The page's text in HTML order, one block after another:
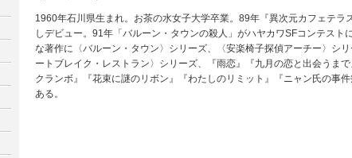
1960年石川県生まれ。お茶の水女子大学卒業。89年『異次元カフェテラ
しデビュー。91年「バルーン・タウンの殺人」がハヤカワSFコンテスト
な著作に〈バルーン・タウン〉シリーズ、〈安楽椅子探偵アーチー〉シ
ートブレイク・レストラン〉シリーズ、『雨恋』『九月の恋と出会うま
クランボ』『花束に謎のリボン』『わたしのリミット』『ニャン氏の事
ある。